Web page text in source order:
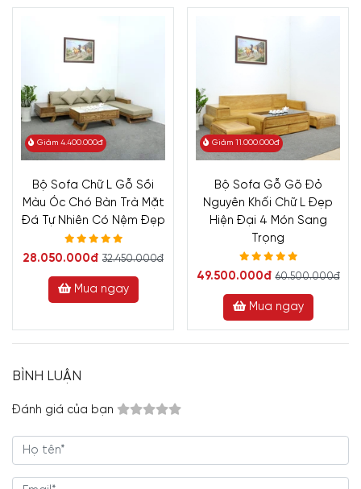
Giảm 4.400.000đ
Bộ Sofa Chữ L Gỗ Sồi
Màu Óc Chó Bàn Trà Mặt
Đá Tự Nhiên Có Nệm Đẹp
28.050.000đ 32.450.000đ
Mua ngay
Giảm 11.000.000đ
Bộ Sofa Gỗ Gõ Đỏ
Nguyên Khối Chữ L Đẹp
Hiện Đại 4 Món Sang
Trọng
49.500.000đ 60.500.000đ
Mua ngay
BÌNH LUẬN
Đánh giá của bạn